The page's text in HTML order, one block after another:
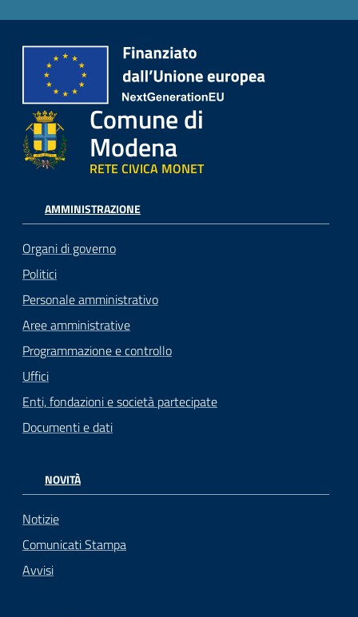
Comune di
Modena
RETE CIVICA MONET
AMMINISTRAZIONE
Organi di governo
Politici
Personale amministrativo
Aree amministrative
Programmazione e controllo
Uffici
Enti, fondazioni e società partecipate
Documenti e dati
NOVITÀ
Notizie
Comunicati Stampa
Avvisi